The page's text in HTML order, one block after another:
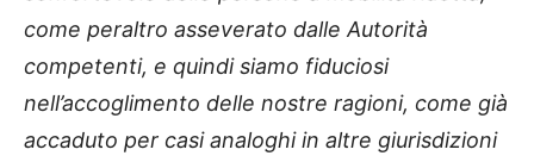
come peraltro asseverato dalle Autorità
competenti, e quindi siamo fiduciosi
nell’accoglimento delle nostre ragioni, come già
accaduto per casi analoghi in altre giurisdizioni